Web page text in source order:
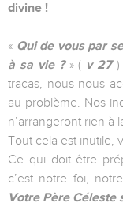
divine !
« Qui de vous par
à sa vie ? » ( v 27)
tracas, nous nous
au problème. Nos
n’arrangeront rien à
Tout cela est inutile,
Ce qui doit être
c’est notre foi,
Votre Père Céleste